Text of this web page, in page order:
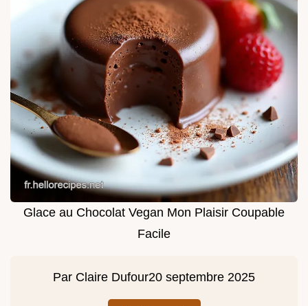
Glace au Chocolat Vegan Mon Plaisir Coupable
Facile
Par Claire Dufour20 septembre 2025